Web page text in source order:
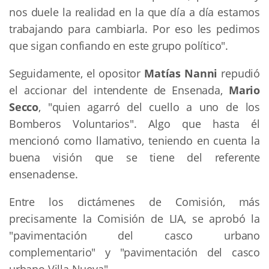
nos duele la realidad en la que día a día estamos
trabajando para cambiarla. Por eso les pedimos
que sigan confiando en este grupo político".
Seguidamente, el opositor Matías Nanni repudió
el accionar del intendente de Ensenada, Mario
Secco, "quien agarró del cuello a uno de los
Bomberos Voluntarios". Algo que hasta él
mencionó como llamativo, teniendo en cuenta la
buena visión que se tiene del referente
ensenadense.
Entre los dictámenes de Comisión, más
precisamente la Comisión de LIA, se aprobó la
"pavimentación del casco urbano
complementario" y "pavimentación del casco